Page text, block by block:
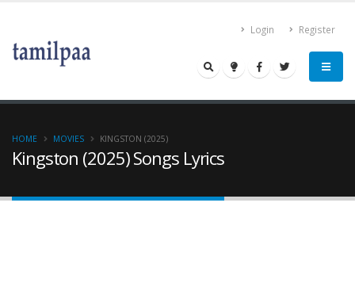
Login Register
Kingston (2025) Songs Lyrics
HOME MOVIES KINGSTON (2025)